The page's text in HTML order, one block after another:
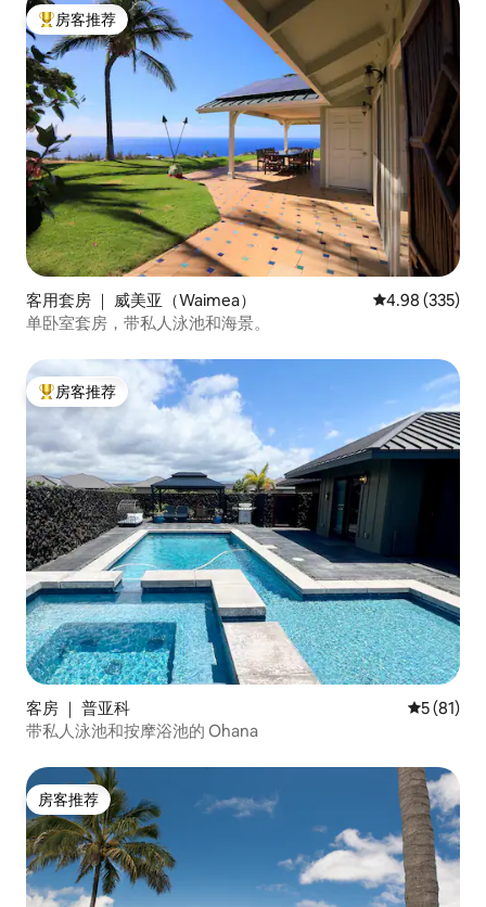
热门「房客推荐」
房客推荐
客用套房 ｜ 威美亚（Waimea） 平均评分 4.98
4.98 (335)
单卧室套房，带私人泳池和海景。
热门「房客推荐」
房客推荐
客房 ｜ 普亚科 平均评分
5 (81)
带私人泳池和按摩浴池的 Ohana
房客推荐
房客推荐